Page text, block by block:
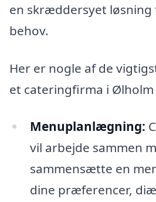
en skræddersyet løsning
behov.
Her er nogle af de
et cateringfirma i
Menuplanlægning:
vil arbejde sammen
sammensætte en
dine præferencer,